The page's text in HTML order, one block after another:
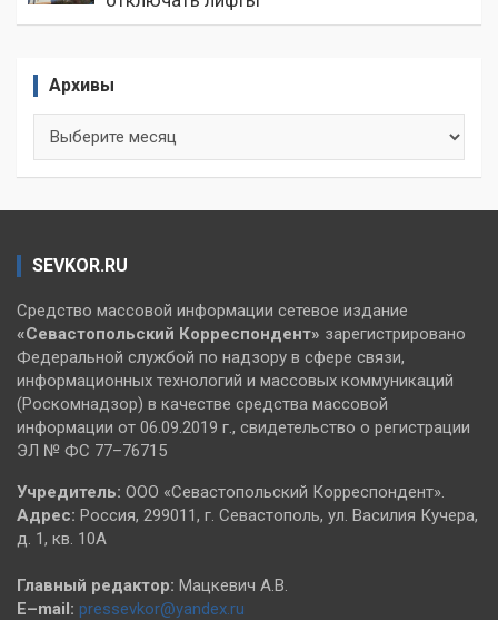
Архивы
SEVKOR.RU
Средство массовой информации сетевое издание
«Севастопольский Корреспондент» зарегистрировано
Федеральной службой по надзору в сфере связи,
информационных технологий и массовых коммуникаций
(Роскомнадзор) в качестве средства массовой
информации от 06.09.2019 г., свидетельство о регистрации
ЭЛ № ФС 77–76715
Учредитель: ООО «Севастопольский Корреспондент».
Адрес: Россия, 299011, г. Севастополь, ул. Василия Кучера,
д. 1, кв. 10А
Главный редактор: Мацкевич А.В.
E–mail: pressevkor@yandex.ru